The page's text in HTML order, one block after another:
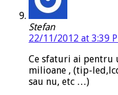
Stefan
22/11/2012 at 3:39
Ce sfaturi ai pentru
milioane , (tip-
sau nu, etc …)